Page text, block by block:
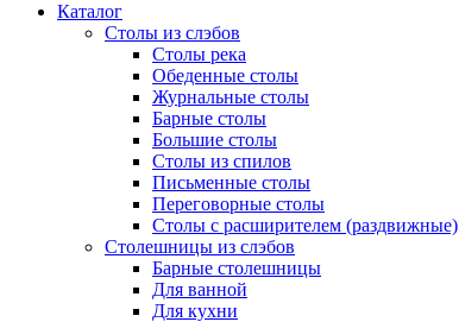
Каталог
Столы из слэбов
Столы река
Обеденные столы
Журнальные столы
Барные столы
Большие столы
Столы из спилов
Письменные столы
Переговорные столы
Столы с расширителем (раздвижные)
Столешницы из слэбов
Барные столешницы
Для ванной
Для кухни